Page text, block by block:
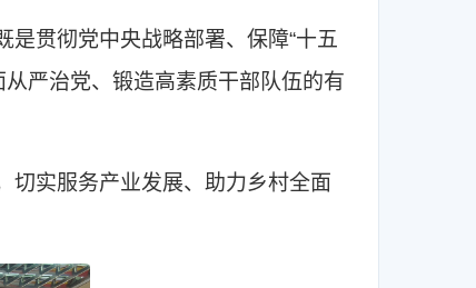
贯彻党中央战略部署、保障“十五
严治党、锻造高素质干部队伍的有
切实服务产业发展、助力乡村全面